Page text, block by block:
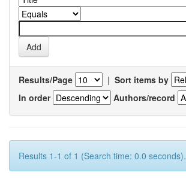
Results/Page | Sort items by
In order
Authors/record
Results 1-1 of 1 (Search time: 0.0 seconds).